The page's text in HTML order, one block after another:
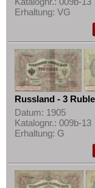
Erhaltung: VG
Russland - 3
Datum: 1905
Katalognr.: 009b-13
Erhaltung: G